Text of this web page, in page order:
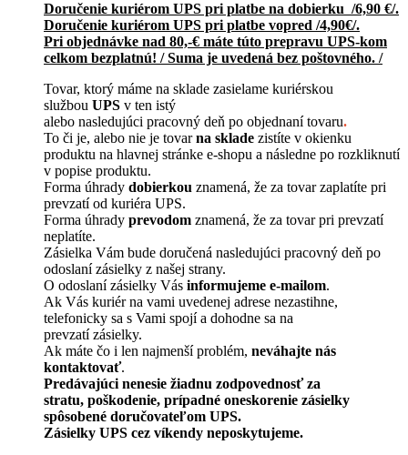
Doručenie kuriérom UPS pri platbe na dobierku /6,90 €/.
Doručenie kuriérom UPS pri platbe vopred /4,90€/.
Pri objednávke nad 80,-€ máte túto prepravu UPS-kom
celkom bezplatnú! / Suma je uvedená bez poštovného. /
Tovar, ktorý máme na sklade zasielame kuriérskou
službou UPS v ten istý
alebo nasledujúci pracovný deň po objednaní tovaru.
To či je, alebo nie je tovarna sklade zistíte v okienku
produktu na hlavnej stránke e-shopu a následne po rozkliknutí
v popise produktu.
Forma úhrady dobierkou znamená, že za tovar zaplatíte pri
prevzatí od kuriéra UPS.
Forma úhrady prevodom znamená, že za tovar pri prevzatí
neplatíte.
Zásielka Vám bude doručená nasledujúci pracovný deň po
odoslaní zásielky z našej strany.
O odoslaní zásielky Vás informujeme e-mailom.
Ak Vás kuriér na vami uvedenej adrese nezastihne,
telefonicky sa s Vami spojí a dohodne sa na
prevzatí zásielky.
Ak máte čo i len najmenší problém, neváhajte nás
kontaktovať.
Predávajúci nenesie žiadnu zodpovednosť za
stratu, poškodenie, prípadné oneskorenie zásielky
spôsobené doručovateľom UPS.
Zásielky UPS cez víkendy neposkytujeme.